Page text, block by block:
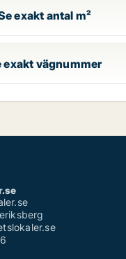
exakt antal m²
exakt vägnummer